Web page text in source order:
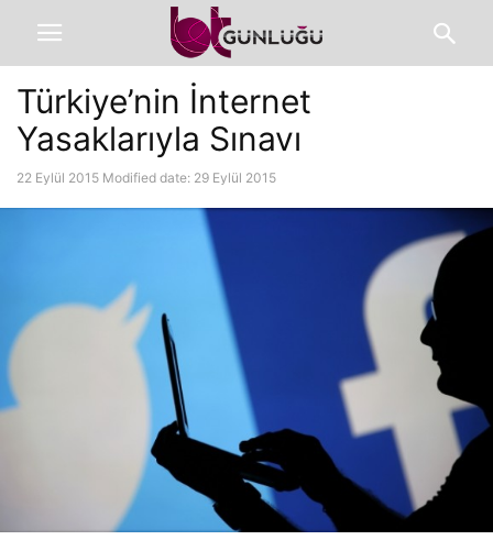
Türkiye’nin İnternet
Yasaklarıyla Sınavı
22 Eylül 2015 Modified date: 29 Eylül 2015